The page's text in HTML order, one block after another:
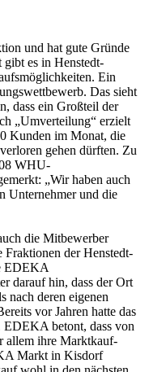
und hat gute Gründe
es in Henstedt-
Ein
Das sieht
dass ein Großteil der
„Umverteilung“ erzielt
Kunden im Monat, die
gehen dürften. Zu
WHU-
„Wir haben auch
Unternehmer und die
die Mitbewerber
Fraktionen der Henstedt-
EDEKA
darauf hin, dass der Ort
nach deren eigenen
vor Jahren hatte das
EDEKA betont, dass von
allem ihre Marktkauf-
Markt in Kisdorf